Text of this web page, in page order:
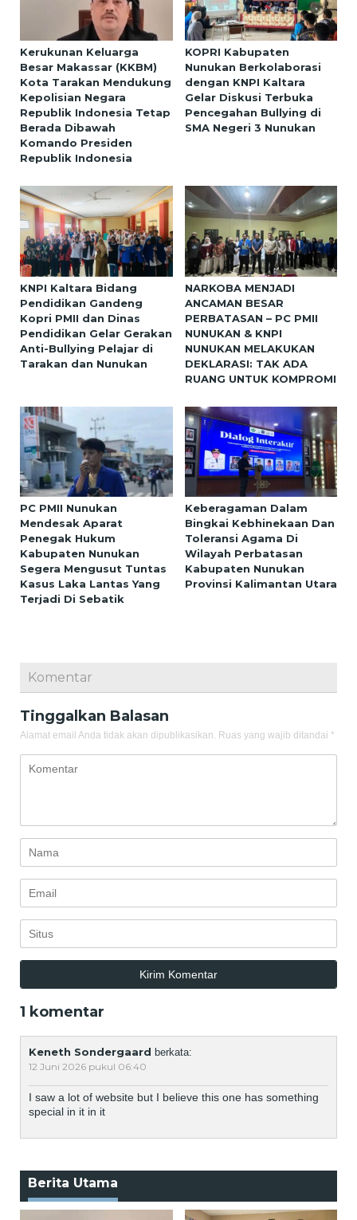
Kerukunan Keluarga
Besar Makassar (KKBM)
Kota Tarakan Mendukung
Kepolisian Negara
Republik Indonesia Tetap
Berada Dibawah
Komando Presiden
Republik Indonesia
KOPRI Kabupaten
Nunukan Berkolaborasi
dengan KNPI Kaltara
Gelar Diskusi Terbuka
Pencegahan Bullying di
SMA Negeri 3 Nunukan
KNPI Kaltara Bidang
Pendidikan Gandeng
Kopri PMII dan Dinas
Pendidikan Gelar Gerakan
Anti-Bullying Pelajar di
Tarakan dan Nunukan
NARKOBA MENJADI
ANCAMAN BESAR
PERBATASAN – PC PMII
NUNUKAN & KNPI
NUNUKAN MELAKUKAN
DEKLARASI: TAK ADA
RUANG UNTUK KOMPROMI
PC PMII Nunukan
Mendesak Aparat
Penegak Hukum
Kabupaten Nunukan
Segera Mengusut Tuntas
Kasus Laka Lantas Yang
Terjadi Di Sebatik
Keberagaman Dalam
Bingkai Kebhinekaan Dan
Toleransi Agama Di
Wilayah Perbatasan
Kabupaten Nunukan
Provinsi Kalimantan Utara
Komentar
Tinggalkan Balasan
Alamat email Anda tidak akan dipublikasikan. Ruas yang wajib ditandai *
1 komentar
Keneth Sondergaard berkata:
12 Juni 2026 pukul 06:40
I saw a lot of website but I believe this one has something
special in it in it
Berita Utama